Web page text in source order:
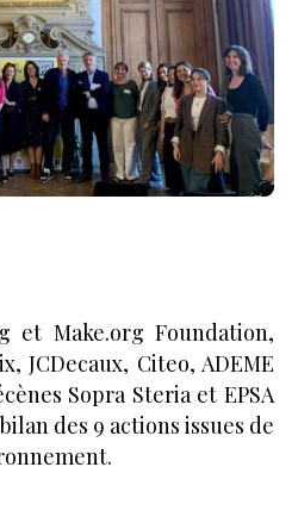
et Make.org Foundation,
JCDecaux, Citeo, ADEME
Sopra Steria et EPSA
des 9 actions issues de